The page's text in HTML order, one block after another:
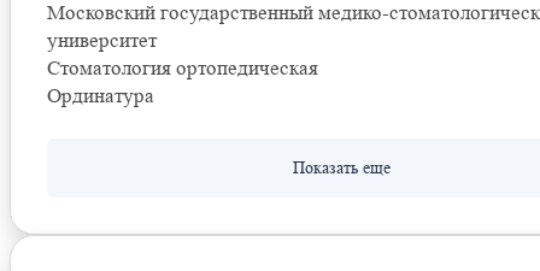
Московский государственный медико-
университет
Стоматология ортопедическая
Ординатура